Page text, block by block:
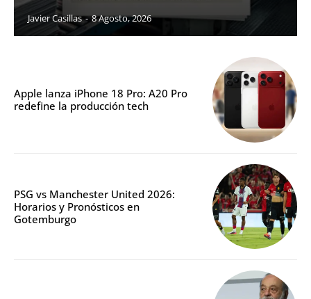
Javier Casillas - 8 Agosto, 2026
Apple lanza iPhone 18 Pro: A20 Pro
redefine la producción tech
PSG vs Manchester United 2026:
Horarios y Pronósticos en
Gotemburgo